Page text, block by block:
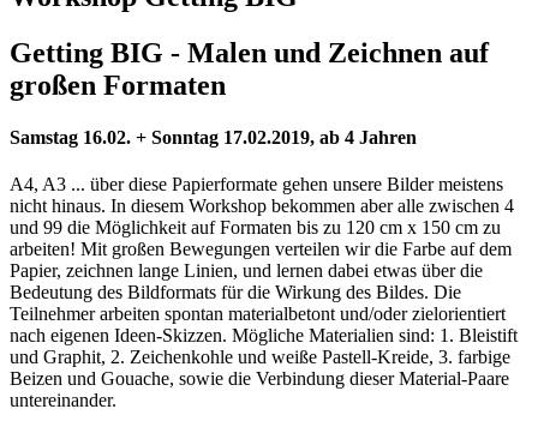
Getting BIG - Malen und Zeichnen auf
großen Formaten
Samstag 16.02. + Sonntag 17.02.2019, ab 4 Jahren
A4, A3 ... über diese Papierformate gehen unsere Bilder meistens
nicht hinaus. In diesem Workshop bekommen aber alle zwischen 4
und 99 die Möglichkeit auf Formaten bis zu 120 cm x 150 cm zu
arbeiten! Mit großen Bewegungen verteilen wir die Farbe auf dem
Papier, zeichnen lange Linien, und lernen dabei etwas über die
Bedeutung des Bildformats für die Wirkung des Bildes. Die
Teilnehmer arbeiten spontan materialbetont und/oder zielorientiert
nach eigenen Ideen-Skizzen. Mögliche Materialien sind: 1. Bleistift
und Graphit, 2. Zeichenkohle und weiße Pastell-Kreide, 3. farbige
Beizen und Gouache, sowie die Verbindung dieser Material-Paare
untereinander.